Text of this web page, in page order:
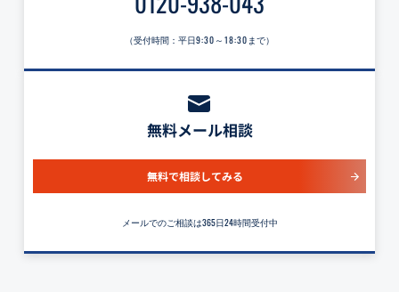
（受付時間：平日9:30～18:30 まで）
無料メール相談
無料で相談してみる
メールでのご相談は365日24時間受付中